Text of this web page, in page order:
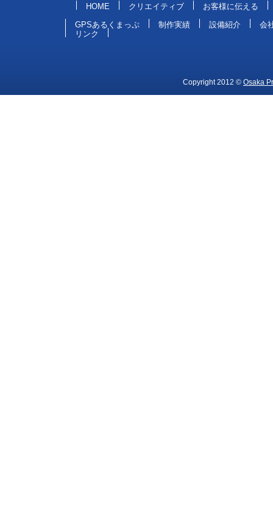
HOME クリエイティブ
お客様に伝える
GPSあるくまっぷ
制作実績 設備紹介
会
リンク
Copyright 2012 © Osaka